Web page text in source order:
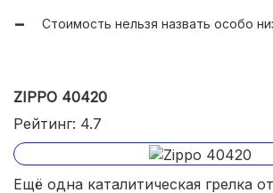
Стоимость нельзя назвать особо
ZIPPO 40420
Рейтинг: 4.7
Ещё одна каталитическая грелка